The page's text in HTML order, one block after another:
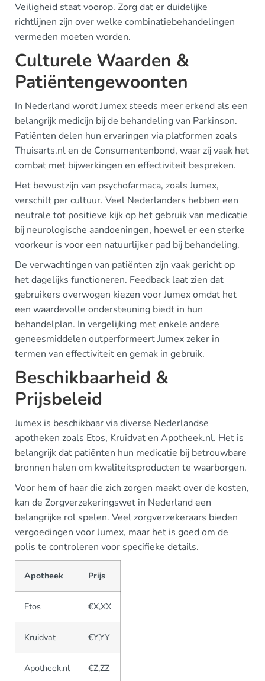
Veiligheid staat voorop. Zorg dat er duidelijke
richtlijnen zijn over welke combinatiebehandelingen
vermeden moeten worden.
Culturele Waarden &
Patiëntengewoonten
In Nederland wordt Jumex steeds meer erkend als een
belangrijk medicijn bij de behandeling van Parkinson.
Patiënten delen hun ervaringen via platformen zoals
Thuisarts.nl en de Consumentenbond, waar zij vaak het
combat met bijwerkingen en effectiviteit bespreken.
Het bewustzijn van psychofarmaca, zoals Jumex,
verschilt per cultuur. Veel Nederlanders hebben een
neutrale tot positieve kijk op het gebruik van medicatie
bij neurologische aandoeningen, hoewel er een sterke
voorkeur is voor een natuurlijker pad bij behandeling.
De verwachtingen van patiënten zijn vaak gericht op
het dagelijks functioneren. Feedback laat zien dat
gebruikers overwogen kiezen voor Jumex omdat het
een waardevolle ondersteuning biedt in hun
behandelplan. In vergelijking met enkele andere
geneesmiddelen outperformeert Jumex zeker in
termen van effectiviteit en gemak in gebruik.
Beschikbaarheid &
Prijsbeleid
Jumex is beschikbaar via diverse Nederlandse
apotheken zoals Etos, Kruidvat en Apotheek.nl. Het is
belangrijk dat patiënten hun medicatie bij betrouwbare
bronnen halen om kwaliteitsproducten te waarborgen.
Voor hem of haar die zich zorgen maakt over de kosten,
kan de Zorgverzekeringswet in Nederland een
belangrijke rol spelen. Veel zorgverzekeraars bieden
vergoedingen voor Jumex, maar het is goed om de
polis te controleren voor specifieke details.
Apotheek Prijs
Etos €X,XX
Kruidvat €Y,YY
Apotheek.nl €Z,ZZ